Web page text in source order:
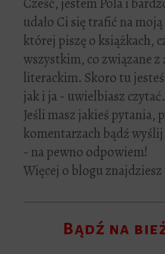
udało Ci się trafić na
której piszę o książkach,
wszystkim, co związane z
literackim. Skoro tu
jak i ja - uwielbiasz czytać.
Jeśli masz jakieś pytania,
komentarzach bądź
- na pewno odpowiem!
Więcej o blogu znajdziesz
Bądź na